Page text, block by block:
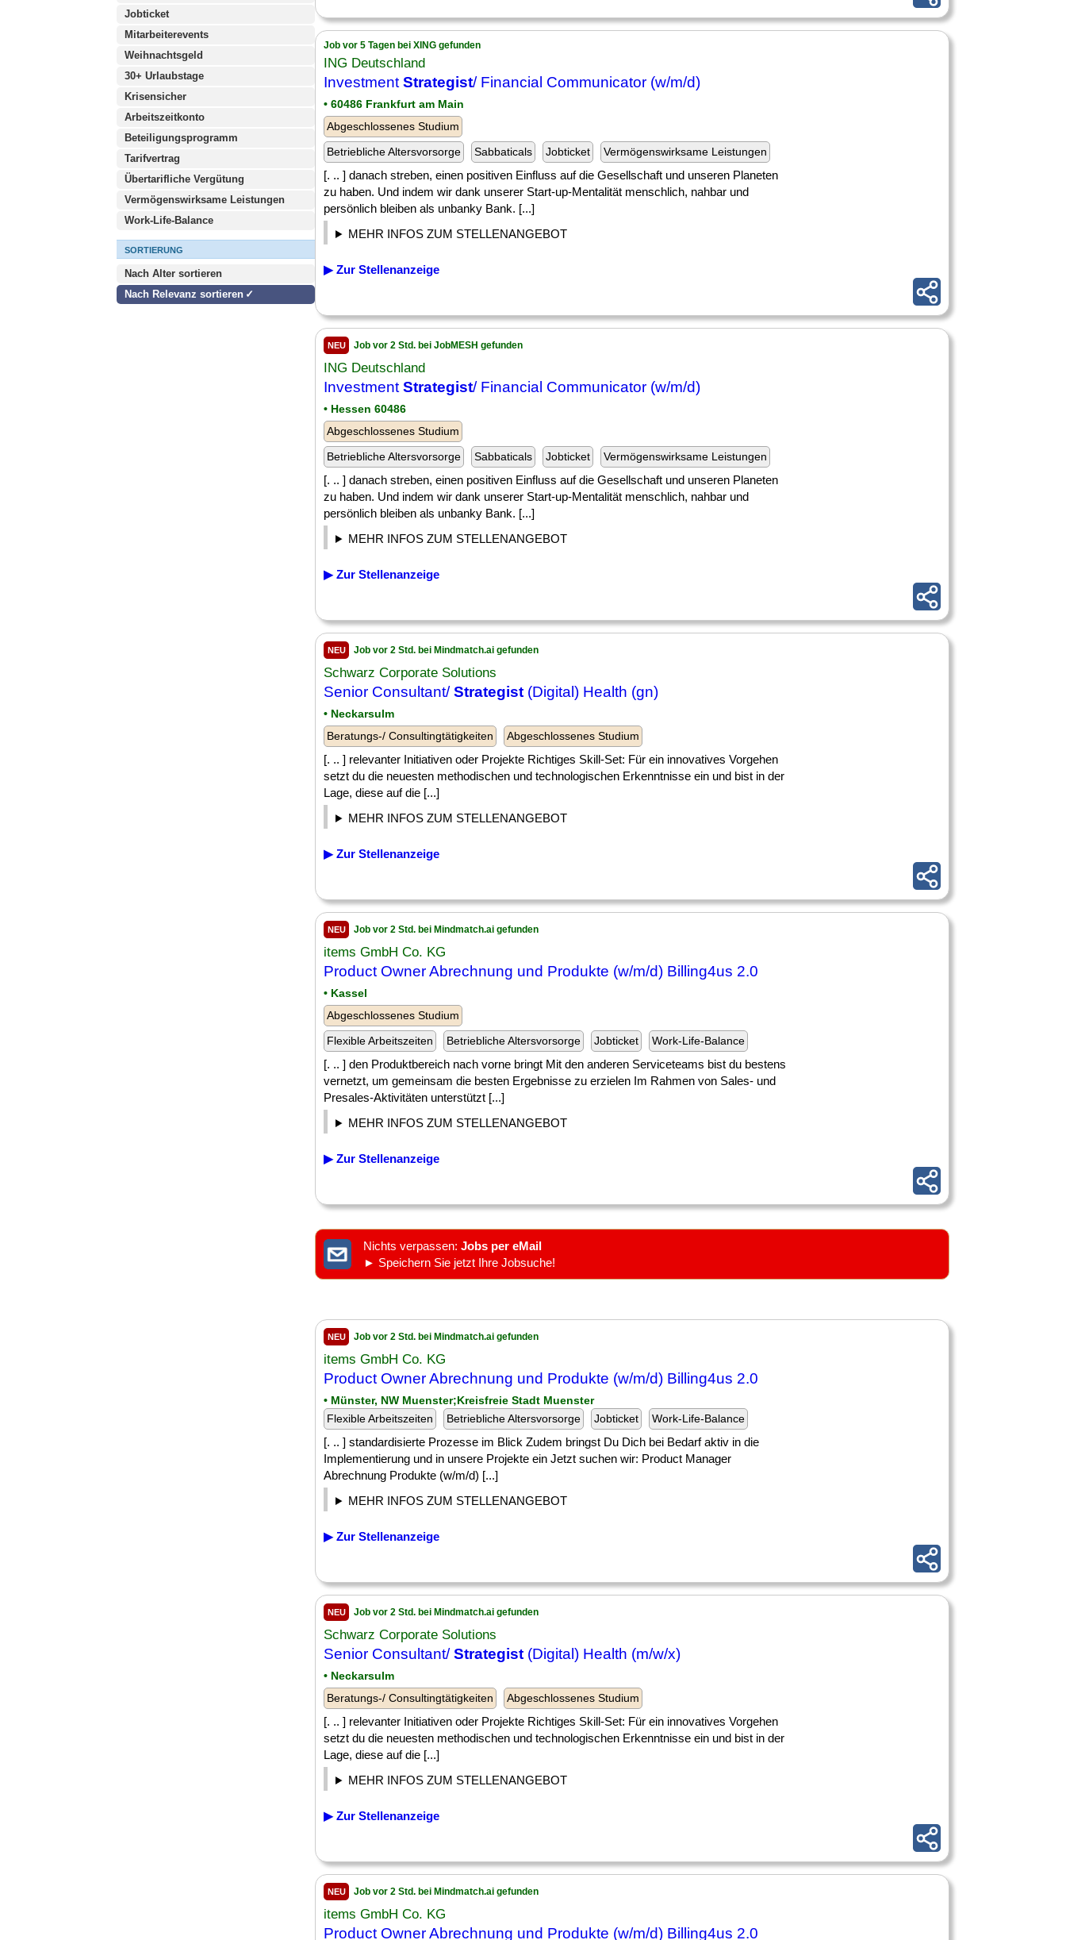
Jobticket
Mitarbeiterevents
Weihnachtsgeld
30+ Urlaubstage
Krisensicher
Arbeitszeitkonto
Beteiligungsprogramm
Tarifvertrag
Übertarifliche Vergütung
Vermögenswirksame Leistungen
Work-Life-Balance
SORTIERUNG
Nach Alter sortieren
Nach Relevanz sortieren
Job vor 5 Tagen bei XING gefunden
ING Deutschland
Investment Strategist/ Financial Communicator (w/m/d)
• 60486 Frankfurt am Main
Abgeschlossenes Studium
Betriebliche Altersvorsorge
Sabbaticals Jobticket Vermögenswirksame Leistungen
[. .. ] danach streben, einen positiven Einfluss auf die Gesellschaft und unseren Planeten
zu haben. Und indem wir dank unserer Start-up-Mentalität menschlich, nahbar und
persönlich bleiben als unbanky Bank. [...]
MEHR INFOS ZUM STELLENANGEBOT
▶ Zur Stellenanzeige
NEU Job vor 2 Std. bei JobMESH gefunden
ING Deutschland
Investment Strategist/ Financial Communicator (w/m/d)
• Hessen 60486
Abgeschlossenes Studium
Betriebliche Altersvorsorge
Sabbaticals Jobticket Vermögenswirksame Leistungen
[. .. ] danach streben, einen positiven Einfluss auf die Gesellschaft und unseren Planeten
zu haben. Und indem wir dank unserer Start-up-Mentalität menschlich, nahbar und
persönlich bleiben als unbanky Bank. [...]
MEHR INFOS ZUM STELLENANGEBOT
▶ Zur Stellenanzeige
NEU Job vor 2 Std. bei Mindmatch.ai gefunden
Schwarz Corporate Solutions
Senior Consultant/Strategist (Digital) Health (gn)
• Neckarsulm
Beratungs-/ Consultingtätigkeiten
Abgeschlossenes Studium
[. .. ] relevanter Initiativen oder Projekte Richtiges Skill-Set: Für ein innovatives Vorgehen
setzt du die neuesten methodischen und technologischen Erkenntnisse ein und bist in der
Lage, diese auf die [...]
MEHR INFOS ZUM STELLENANGEBOT
▶ Zur Stellenanzeige
NEU Job vor 2 Std. bei Mindmatch.ai gefunden
items GmbH Co. KG
Product Owner Abrechnung und Produkte (w/m/d) Billing4us 2.0
• Kassel
Abgeschlossenes Studium
Flexible Arbeitszeiten
Betriebliche Altersvorsorge Jobticket Work-Life-Balance
[. .. ] den Produktbereich nach vorne bringt Mit den anderen Serviceteams bist du bestens
vernetzt, um gemeinsam die besten Ergebnisse zu erzielen Im Rahmen von Sales- und
Presales-Aktivitäten unterstützt [...]
MEHR INFOS ZUM STELLENANGEBOT
▶ Zur Stellenanzeige
Nichts verpassen: Jobs per eMail
► Speichern Sie jetzt Ihre Jobsuche!
NEU Job vor 2 Std. bei Mindmatch.ai gefunden
items GmbH Co. KG
Product Owner Abrechnung und Produkte (w/m/d) Billing4us 2.0
• Münster, NW Muenster;Kreisfreie Stadt Muenster
Flexible Arbeitszeiten
Betriebliche Altersvorsorge Jobticket Work-Life-Balance
[. .. ] standardisierte Prozesse im Blick Zudem bringst Du Dich bei Bedarf aktiv in die
Implementierung und in unsere Projekte ein Jetzt suchen wir: Product Manager
Abrechnung Produkte (w/m/d) [...]
MEHR INFOS ZUM STELLENANGEBOT
▶ Zur Stellenanzeige
NEU Job vor 2 Std. bei Mindmatch.ai gefunden
Schwarz Corporate Solutions
Senior Consultant/Strategist (Digital) Health (m/w/x)
• Neckarsulm
Beratungs-/ Consultingtätigkeiten
Abgeschlossenes Studium
[. .. ] relevanter Initiativen oder Projekte Richtiges Skill-Set: Für ein innovatives Vorgehen
setzt du die neuesten methodischen und technologischen Erkenntnisse ein und bist in der
Lage, diese auf die [...]
MEHR INFOS ZUM STELLENANGEBOT
▶ Zur Stellenanzeige
NEU Job vor 2 Std. bei Mindmatch.ai gefunden
items GmbH Co. KG
Product Owner Abrechnung und Produkte (w/m/d) Billing4us 2.0